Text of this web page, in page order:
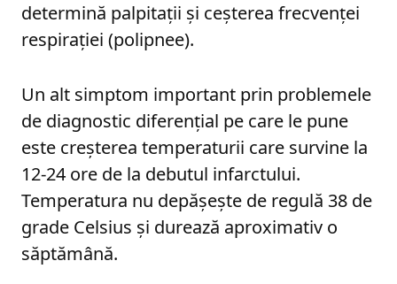
determină palpitaţii şi ceşterea frecvenţei
respiraţiei (polipnee).
Un alt simptom important prin problemele
de diagnostic diferenţial pe care le pune
este creşterea temperaturii care survine la
12-24 ore de la debutul infarctului.
Temperatura nu depășește de regulă 38 de
grade Celsius și durează aproximativ o
săptămână.